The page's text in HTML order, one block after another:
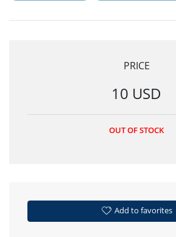
PRICE
10 USD
OUT OF STOCK
Add to favorites